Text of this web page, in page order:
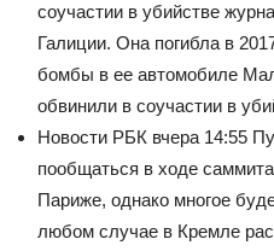
соучастии в убийстве
Галиции. Она погибла в
бомбы в ее автомобиле
обвинили в соучастии в
Новости РБК вчера 14:55
пообщаться в ходе
Париже, однако многое
любом случае в Кремле